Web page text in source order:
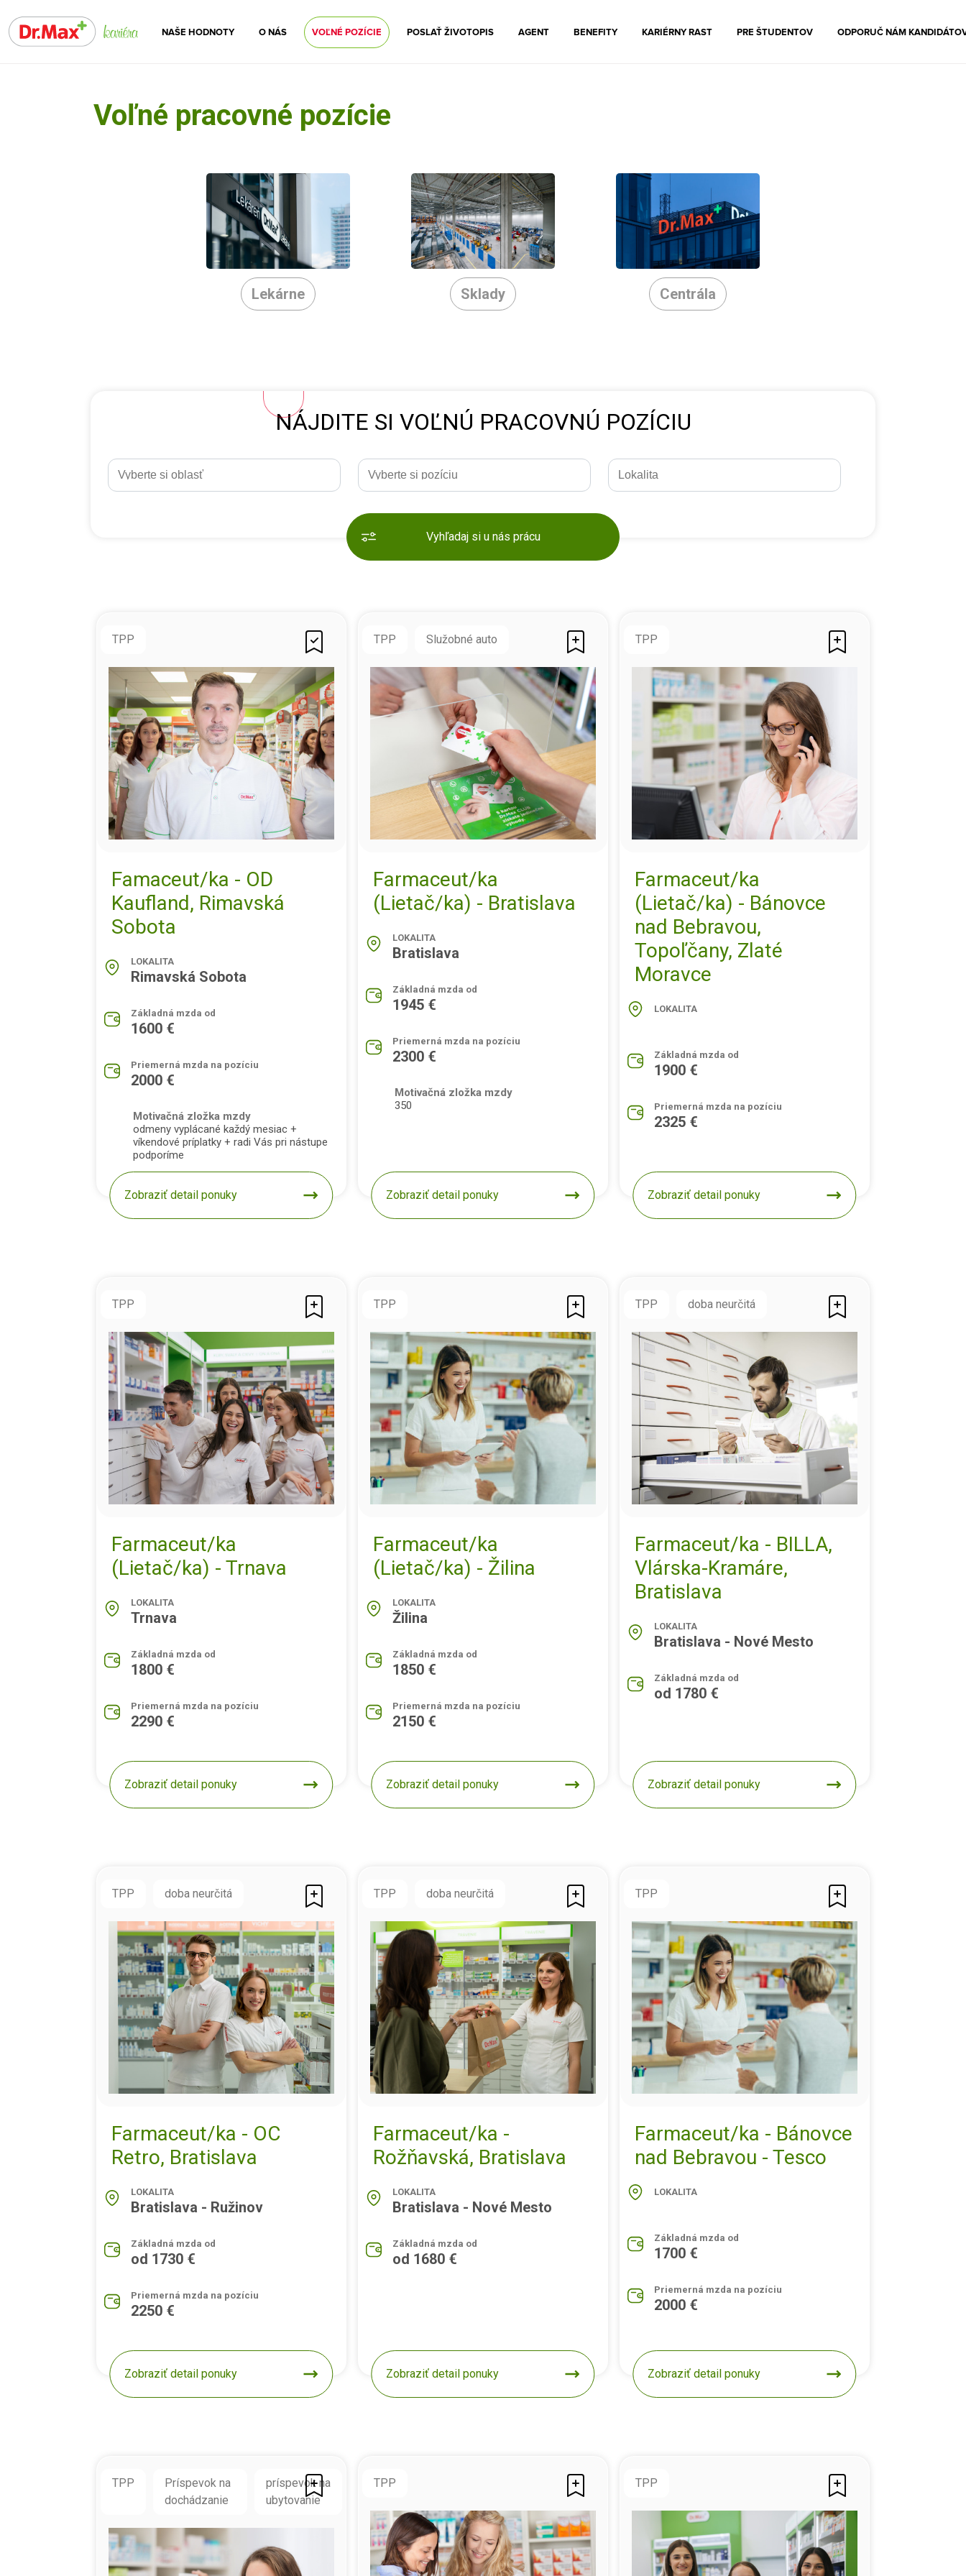
NAŠE HODNOTY O NÁS VOĽNÉ POZÍCIE POSLAŤ ŽIVOTOPIS AGENT BENEFITY KARIÉRNY RAST PRE ŠTUDENTOV ODPORUČ NÁM
Voľné pracovné pozície
Lekárne Sklady Centrála
NÁJDITE SI VOĽNÚ PRACOVNÚ POZÍCIU
Vyhľadaj si u nás prácu
TPP
Famaceut/ka - OD
Kaufland, Rimavská
Sobota
LOKALITA
Rimavská Sobota
Základná mzda od
1600 €
Priemerná mzda na pozíciu
2000 €
Motivačná zložka mzdy
odmeny vyplácané každý mesiac +
víkendové príplatky + radi Vás pri nástupe
podporíme
Zobraziť detail ponuky
TPP Služobné auto
Farmaceut/ka
(Lietač/ka) - Bratislava
LOKALITA
Bratislava
Základná mzda od
1945 €
Priemerná mzda na pozíciu
2300 €
Motivačná zložka mzdy
350
Zobraziť detail ponuky
TPP
Farmaceut/ka
(Lietač/ka) - Bánovce
nad Bebravou,
Topoľčany, Zlaté
Moravce
LOKALITA
Základná mzda od
1900 €
Priemerná mzda na pozíciu
2325 €
Zobraziť detail ponuky
TPP
Farmaceut/ka
(Lietač/ka) - Trnava
LOKALITA
Trnava
Základná mzda od
1800 €
Priemerná mzda na pozíciu
2290 €
Zobraziť detail ponuky
TPP
Farmaceut/ka
(Lietač/ka) - Žilina
LOKALITA
Žilina
Základná mzda od
1850 €
Priemerná mzda na pozíciu
2150 €
Zobraziť detail ponuky
TPP doba neurčitá
Farmaceut/ka - BILLA,
Vlárska-Kramáre,
Bratislava
LOKALITA
Bratislava - Nové Mesto
Základná mzda od
od 1780 €
Zobraziť detail ponuky
TPP doba neurčitá
Farmaceut/ka - OC
Retro, Bratislava
LOKALITA
Bratislava - Ružinov
Základná mzda od
od 1730 €
Priemerná mzda na pozíciu
2250 €
Zobraziť detail ponuky
TPP doba neurčitá
Farmaceut/ka -
Rožňavská, Bratislava
LOKALITA
Bratislava - Nové Mesto
Základná mzda od
od 1680 €
Zobraziť detail ponuky
TPP
Farmaceut/ka - Bánovce
nad Bebravou - Tesco
LOKALITA
Základná mzda od
1700 €
Priemerná mzda na pozíciu
2000 €
Zobraziť detail ponuky
TPP
Príspevok na
dochádzanie
príspevok na
ubytovanie
TPP TPP